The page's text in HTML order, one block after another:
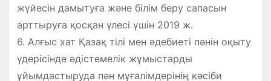
жүйесін дамытуға және білім беру сапасын
арттыруға қосқан үлесі үшін 2019 ж.
6. Алғыс хат Қазақ тілі мен әдебиеті пәнін оқыту
үдерісінде әдістемелік жұмыстарды
ұйымдастыруда пән мұғалімдерінің кәсіби